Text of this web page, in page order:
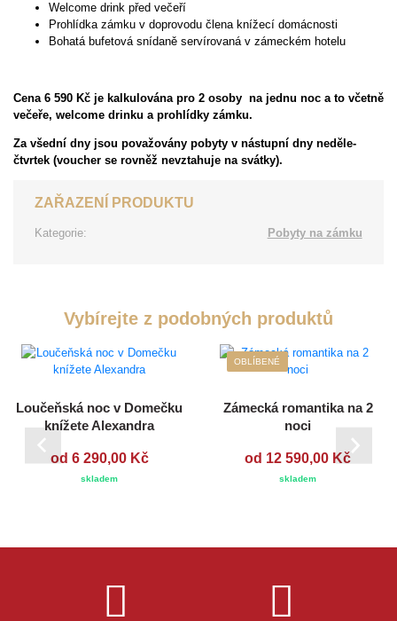
Welcome drink před večeří
Prohlídka zámku v doprovodu člena knížecí domácnosti
Bohatá bufetová snídaně servírovaná v zámeckém hotelu
Cena 6 590 Kč je kalkulována pro 2 osoby na jednu noc a to včetně
večeře, welcome drinku a prohlídky zámku.
Za všední dny jsou považovány pobyty v nástupní dny neděle-
čtvrtek (voucher se rovněž nevztahuje na svátky).
ZAŘAZENÍ PRODUKTU
Kategorie: Pobyty na zámku
Vybírejte z podobných produktů
Loučeňská noc v Domečku
knížete Alexandra
od 6 290,00 Kč
skladem
OBLÍBENÉ
Zámecká romantika na 2
noci
od 12 590,00 Kč
skladem